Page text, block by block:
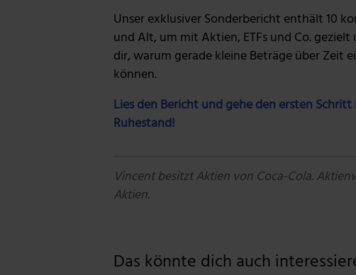
Unser exklusiver Sonderbericht enthält 10
und Alt, um mit Aktien, ETFs und Co.
dir, warum gerade kleine Beträge über Zeit
können.
Lies den Bericht und gehe den ersten
Ruhestand!
Vincent besitzt Aktien von Coca-Cola.
Aktien.
Das könnte dich auch